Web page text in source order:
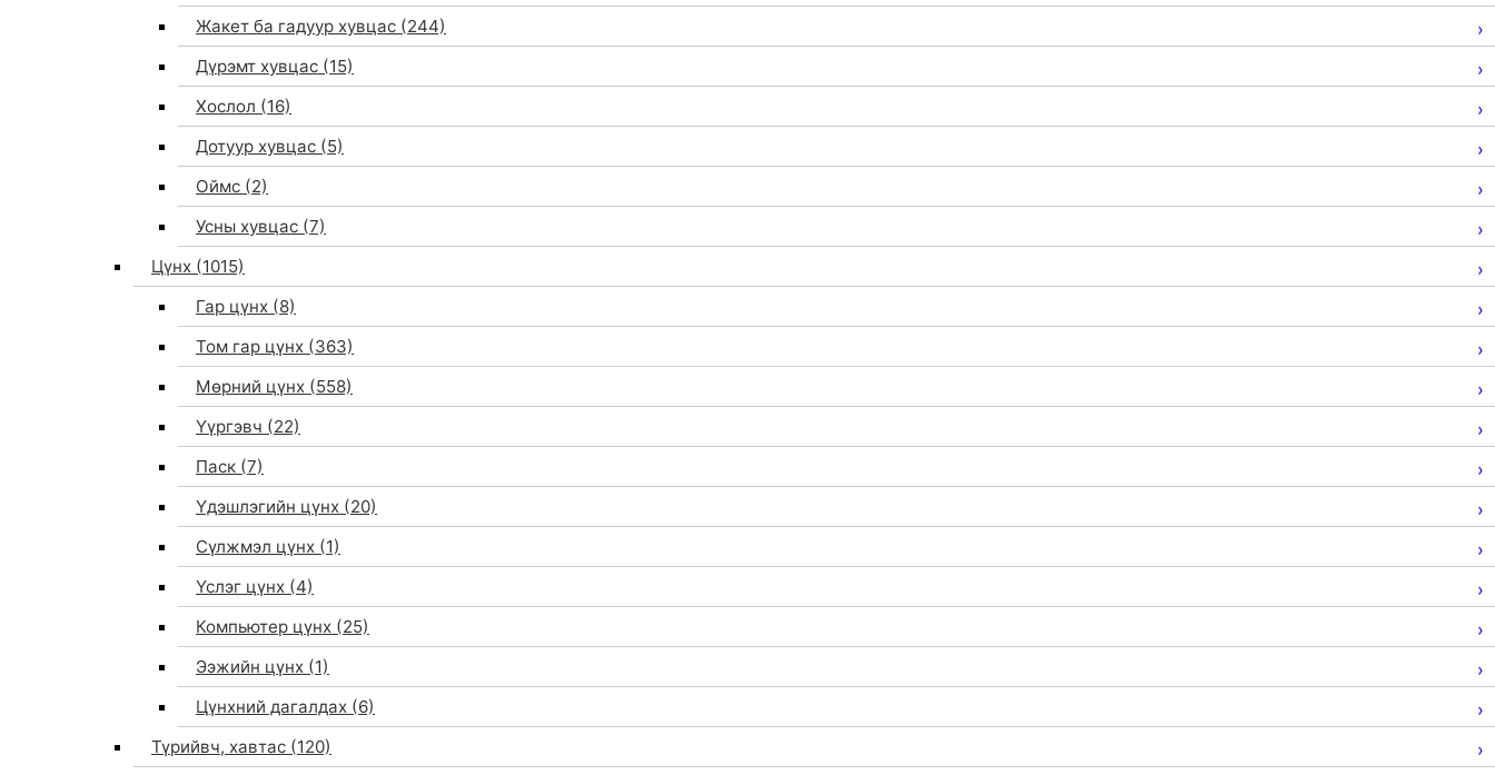
Жакет ба гадуур хувцас (244)
Дүрэмт хувцас (15)
Хослол (16)
Дотуур хувцас (5)
Оймс (2)
Усны хувцас (7)
Цүнх (1015)
Гар цүнх (8)
Том гар цүнх (363)
Мөрний цүнх (558)
Үүргэвч (22)
Паск (7)
Үдэшлэгийн цүнх (20)
Сүлжмэл цүнх (1)
Үслэг цүнх (4)
Компьютер цүнх (25)
Ээжийн цүнх (1)
Цүнхний дагалдах (6)
Түрийвч, хавтас (120)